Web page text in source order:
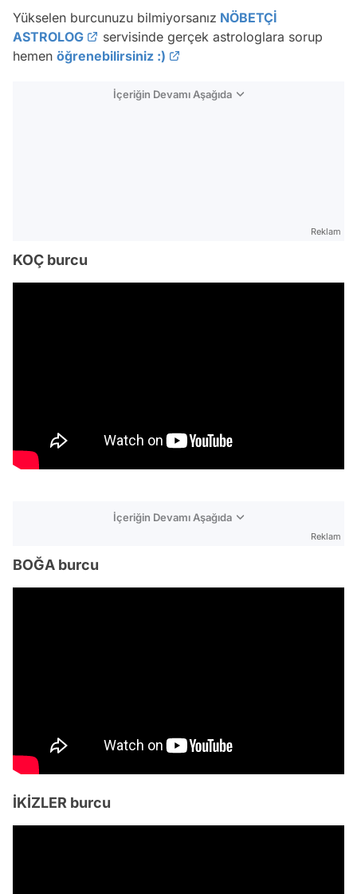
Yükselen burcunuzu bilmiyorsanız NÖBETÇİ
ASTROLOG
servisinde gerçek astrologlara sorup
hemen öğrenebilirsiniz :)
İçeriğin Devamı Aşağıda
Reklam
KOÇ burcu
İçeriğin Devamı Aşağıda
Reklam
BOĞA burcu
İKİZLER burcu